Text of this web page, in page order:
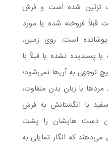
تزئین شده است و فرش
فروخته شده یا مورد
پوشانده است. روی زمین،
پسندیده نشده یا قبلاً با
توجهی به آن‌ها نمی‌شود؛
با زبان بدن متفاوت،
با انگشتانش به فرش
دست هایشان را پشت
که انگار تمایلی به